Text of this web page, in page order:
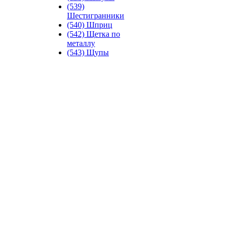
(539)
Шестигранники
(540) Шприц
(542) Щетка по
металлу
(543) Щупы